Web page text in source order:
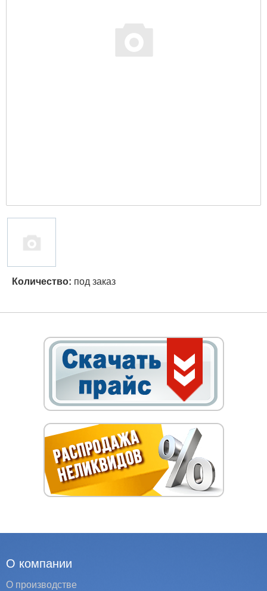
Количество: под заказ
О компании
О производстве